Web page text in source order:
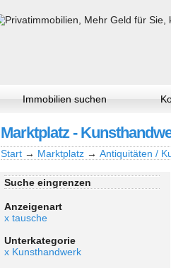
Immobilien suchen
Marktplatz -
Start → Marktplatz → Antiquitäten /
Suche eingrenzen
Anzeigenart
x tausche
Unterkategorie
x Kunsthandwerk